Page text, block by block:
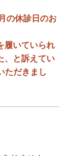
の休診日のお
履いていられ
、と訴えてい
ただきまし